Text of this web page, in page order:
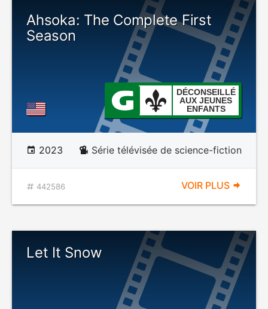
Ahsoka: The Complete First
Season
DÉCONSEILLÉ
AUX JEUNES
ENFANTS
2023 Série télévisée de science-fiction
442586 VOIR PLUS
Let It Snow